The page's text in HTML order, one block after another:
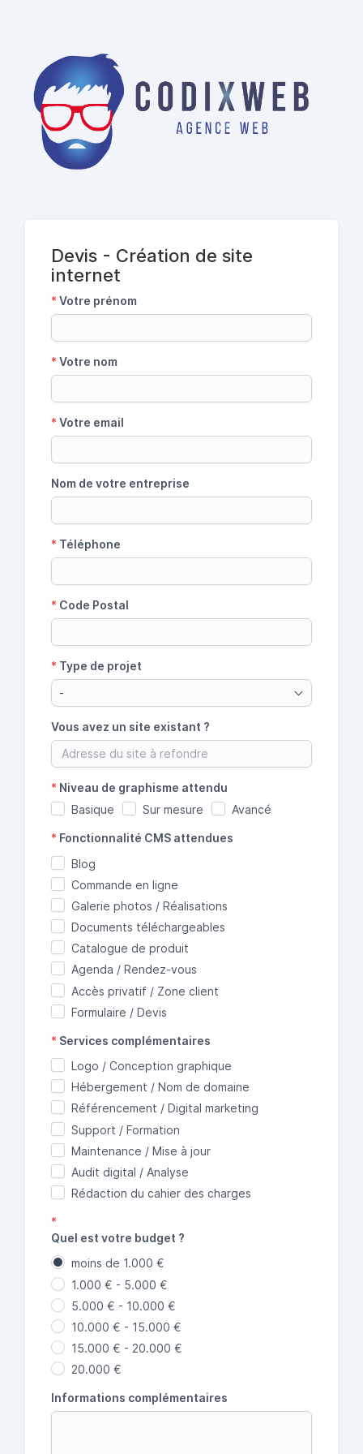
Devis - Création de site
internet
* Votre prénom
* Votre nom
* Votre email
Nom de votre entreprise
* Téléphone
* Code Postal
* Type de projet
-
Vous avez un site existant ?
* Niveau de graphisme attendu
Basique
Sur mesure Avancé
* Fonctionnalité CMS attendues
Blog
Commande en ligne
Galerie photos / Réalisations
Documents téléchargeables
Catalogue de produit
Agenda / Rendez-vous
Accès privatif / Zone client
Formulaire / Devis
* Services complémentaires
Logo / Conception graphique
Hébergement / Nom de domaine
Référencement / Digital marketing
Support / Formation
Maintenance / Mise à jour
Audit digital / Analyse
Rédaction du cahier des charges
*
Quel est votre budget ?
moins de 1.000 €
1.000 € - 5.000 €
5.000 € - 10.000 €
10.000 € - 15.000 €
15.000 € - 20.000 €
20.000 €
Informations complémentaires